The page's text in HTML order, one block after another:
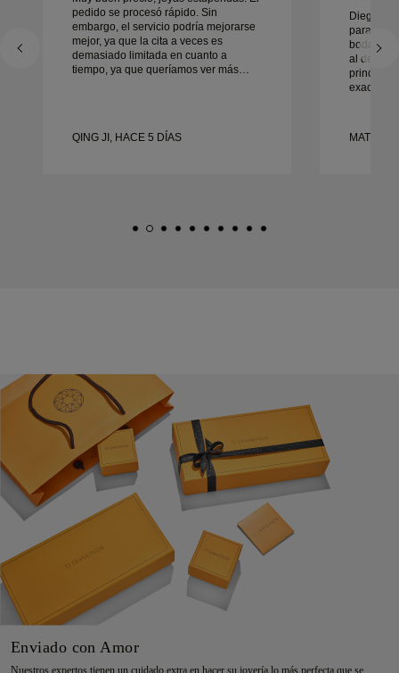
pedido se procesó rápido. Sin
embargo, el servicio podría mejorarse
mejor, ya que la cita a veces es
demasiado limitada en cuanto a
tiempo, ya que queríamos ver más
QING JI, HACE 5 DÍAS
Diego
para
boda. Su
al detalle
principio
Enviado con Amor
Nuestros expertos tienen un cuidado extra en hacer su joyería lo más perfecta que se